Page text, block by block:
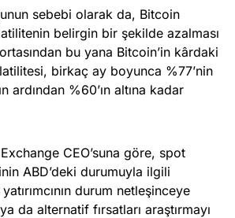
sebebi olarak da, Bitcoin
belirgin bir şekilde azalması
bu yana Bitcoin’in kârdaki
birkaç ay boyunca %77’nin
ardından %60’ın altına kadar
CEO’suna göre, spot
ABD’deki durumuyla ilgili
durum netleşinceye
da alternatif fırsatları araştırmayı